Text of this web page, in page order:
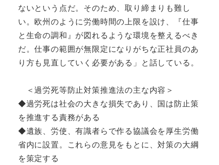
ないという点だ。そのため、取り締まりも難し
い。欧州のように労働時間の上限を設け、『仕事
と生命の調和』が図れるような環境を整えるべき
だ。仕事の範囲が無限定になりがちな正社員のあ
り方も見直していく必要がある」と話している。
＜過労死等防止対策推進法の主な内容＞
◆過労死は社会の大きな損失であり、国は防止策
を推進する責務がある
◆遺族、労使、有識者らで作る協議会を厚生労働
省内に設置。これらの意見をもとに、対策の大綱
を策定する